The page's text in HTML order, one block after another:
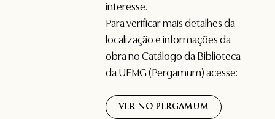
interesse.
Para verificar mais detalhes da
localização e informações da
obra no Catálogo da Biblioteca
da UFMG (Pergamum) acesse:
VER NO PERGAMUM